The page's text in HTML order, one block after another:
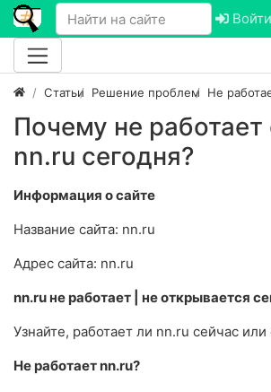
Войти
Статьи Решение проблем Не
Почему не работает
nn.ru сегодня?
Информация о сайте
Название сайта: nn.ru
Адрес сайта: nn.ru
nn.ru не работает | не открывается
Узнайте, работает ли nn.ru сейчас
Не работает nn.ru?